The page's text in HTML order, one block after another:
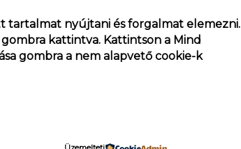
tartalmat nyújtani és forgalmat elemezni.
kattintva. Kattintson a Mind
gombra a nem alapvető cookie-k